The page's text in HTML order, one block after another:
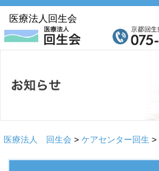
医療法人回生会
医療法人 回生会 > ケアセンター回生 >